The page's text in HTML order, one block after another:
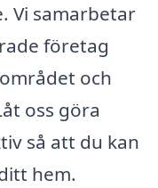
Vi samarbetar
företag
och
oss göra
så att du kan
hem.